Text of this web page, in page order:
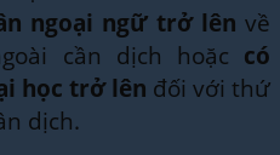
ngoại ngữ trở lên về
cần dịch hoặc có
học trở lên đối với thứ
dịch.